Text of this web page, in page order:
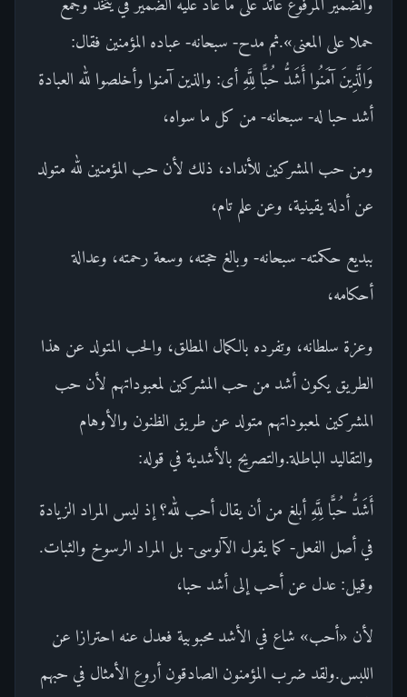
والضمير المرفوع عائد على ما عاد عليه الضمير في يتخذ وجمع
حملا على المعنى».ثم مدح- سبحانه- عباده المؤمنين فقال:
وَالَّذِينَ آمَنُوا أَشَدُّ حُبًّا لِلَّهِ أى: والذين آمنوا وأخلصوا لله العبادة
أشد حبا له- سبحانه- من كل ما سواه،
ومن حب المشركين للأنداد، ذلك لأن حب المؤمنين لله متولد
عن أدلة يقينية، وعن علم تام،
ببديع حكمته- سبحانه- وبالغ حجته، وسعة رحمته، وعدالة
أحكامه،
وعزة سلطانه، وتفرده بالكمال المطلق، والحب المتولد عن هذا
الطريق يكون أشد من حب المشركين لمعبوداتهم لأن حب
المشركين لمعبوداتهم متولد عن طريق الظنون والأوهام
والتقاليد الباطلة.والتصريح بالأشدية في قوله:
أَشَدُّ حُبًّا لِلَّهِ أبلغ من أن يقال أحب لله؟ إذ ليس المراد الزيادة
في أصل الفعل- كما يقول الآلوسى- بل المراد الرسوخ والثبات.
وقيل: عدل عن أحب إلى أشد حبا،
لأن «أحب» شاع في الأشد محبوبية فعدل عنه احترازا عن
اللبس.ولقد ضرب المؤمنون الصادقون أروع الأمثال في حبهم